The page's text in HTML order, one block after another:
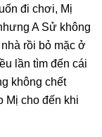
đi chơi, Mị
A Sử không
rồi bỏ mặc ở
lần tìm đến cái
không chết
Mị cho đến khi